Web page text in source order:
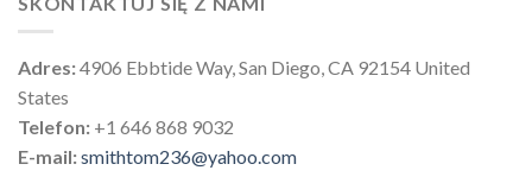
Adres:4906 Ebbtide Way, San Diego, CA 92154 United
States
Telefon: +1 646 868 9032
E-mail:smithtom236@yahoo.com